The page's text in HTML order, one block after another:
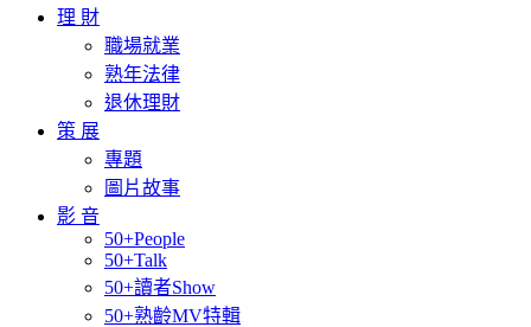
理 財
職場就業
熟年法律
退休理財
策 展
專題
圖片故事
影 音
50+People
50+Talk
50+讀者Show
50+熟齡MV特輯